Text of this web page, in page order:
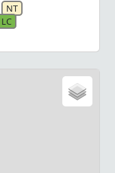
NT
LC